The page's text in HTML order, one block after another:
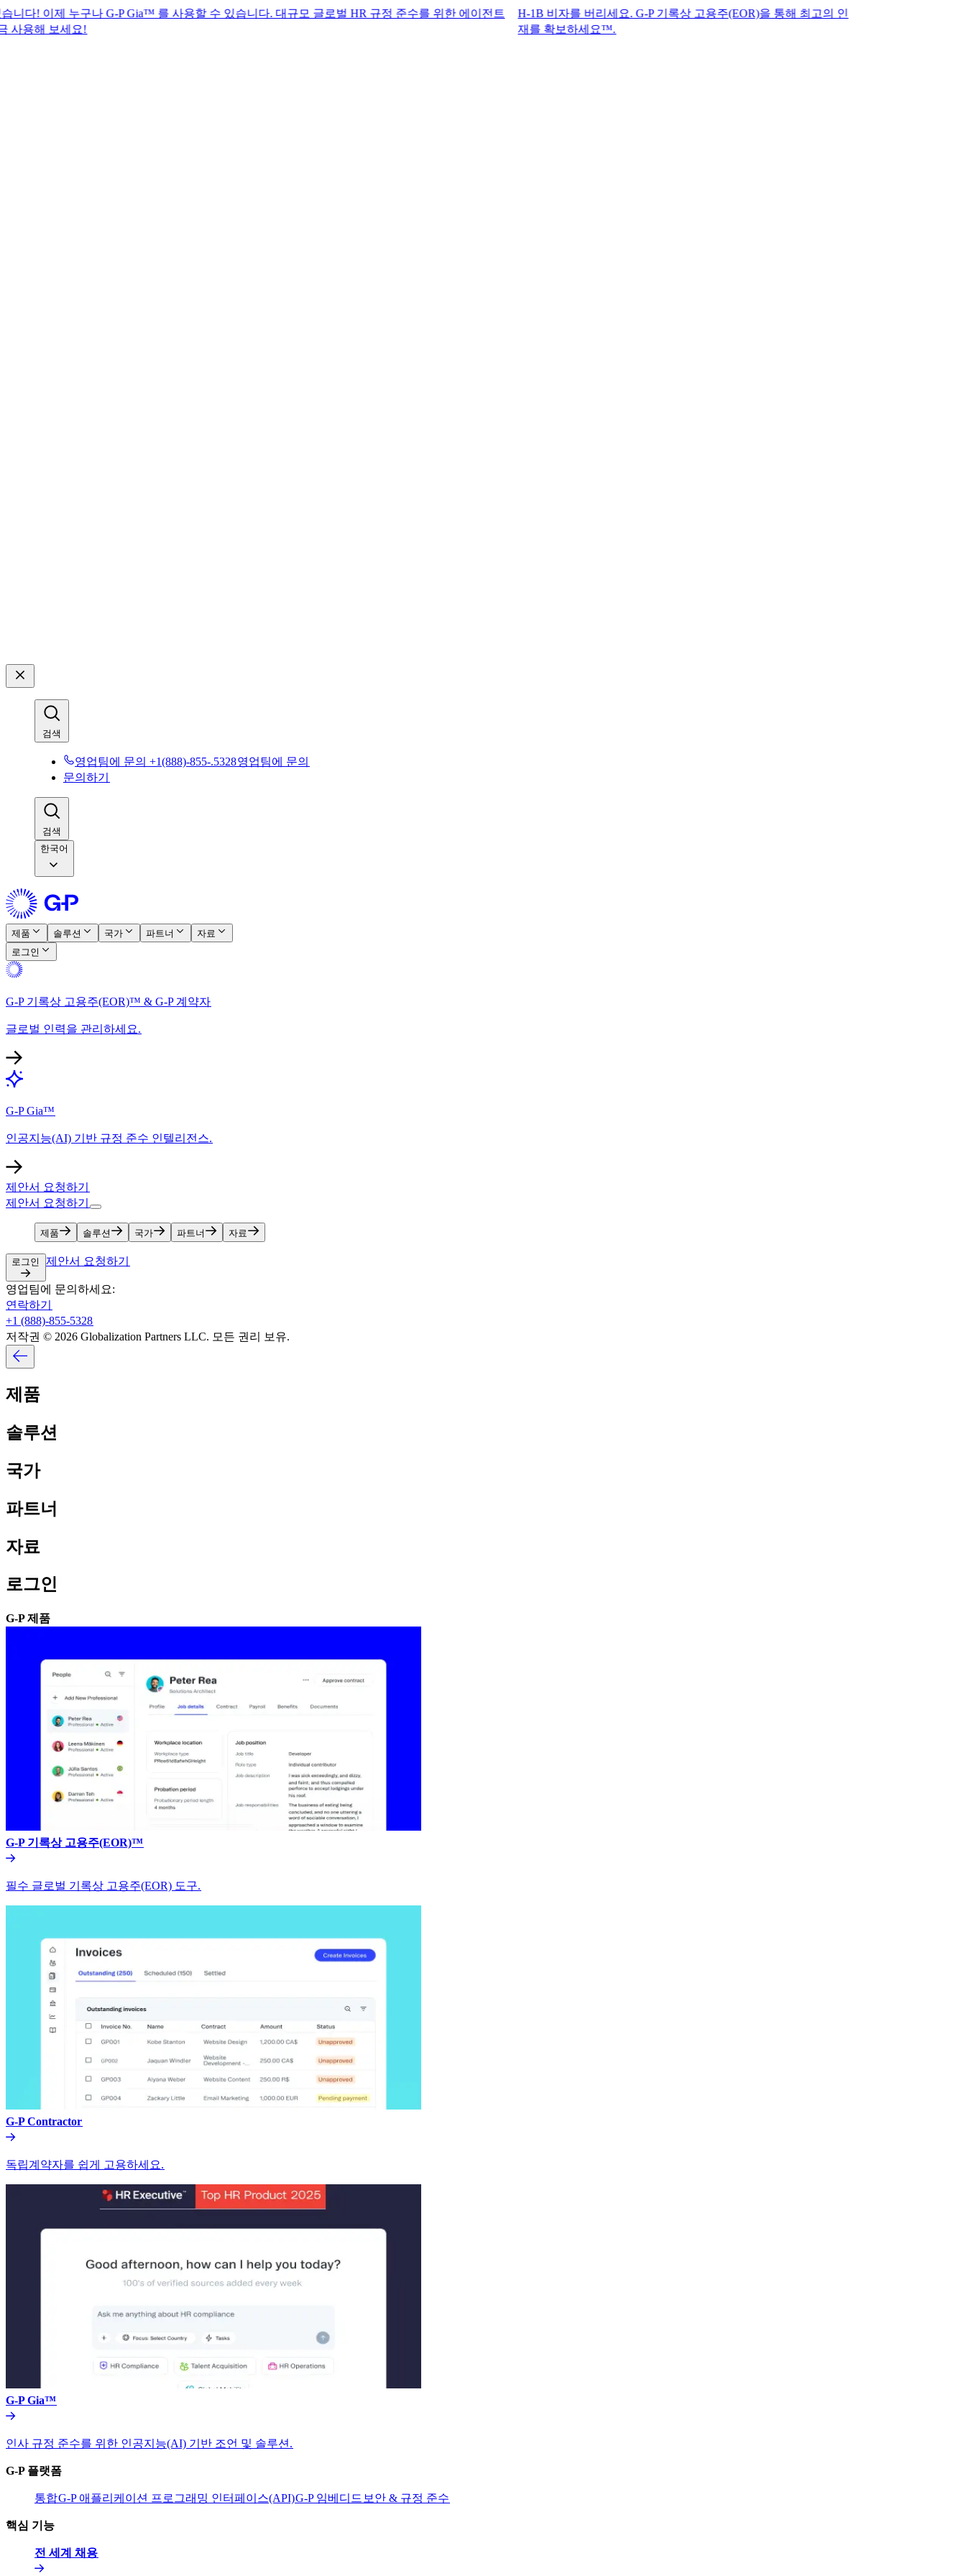
누구나 G-P Gia™ 를 사용할 수 있습니다. 대규모 글로벌 HR 규정 준수를 위한 에이전트
세요!​​
H-1B 비자를 버리세요. G-P 기록상 고용주(EOR)을 통해 최고의 인
재를 확보하세요™.​​
검색​​
영업팀에 문의 +1(888)-855-.5328​​영업팀에 문의​​
문의하기​​
검색​​
한국어
제품​​ 솔루션​​ 국가​​ 파트너​​
자료​​
로그인​​
G-P 기록상 고용주(EOR)™ & G-P 계약자​​
글로벌 인력을 관리하세요.​​
G-P Gia™​​
인공지능(AI) 기반 규정 준수 인텔리전스.​​
제안서 요청하기​​
제안서 요청하기​​
제품​​ 솔루션​​ 국가​​ 파트너​​ 자료​​
로그인​​ 제안서 요청하기​​
영업팀에 문의하세요:​​
연락하기​​
+1 (888)-855-5328​​
저작권 © 2026 Globalization Partners LLC. 모든 권리 보유.​​
제품​​
솔루션​​
국가​​
파트너​​
자료​​
로그인​​
G-P 제품​​
G-P 기록상 고용주(EOR)™​​
필수 글로벌 기록상 고용주(EOR) 도구.​​
G-P Contractor​​
독립계약자를 쉽게 고용하세요.​​
G-P Gia™​​
인사 규정 준수를 위한 인공지능(AI) 기반 조언 및 솔루션.​​
G-P 플랫폼​​
통합​​G-P 애플리케이션 프로그래밍 인터페이스(API)​​G-P 임베디드​​ 보안 & 규정 준수​​
핵심 기능​​
전 세계 채용​​